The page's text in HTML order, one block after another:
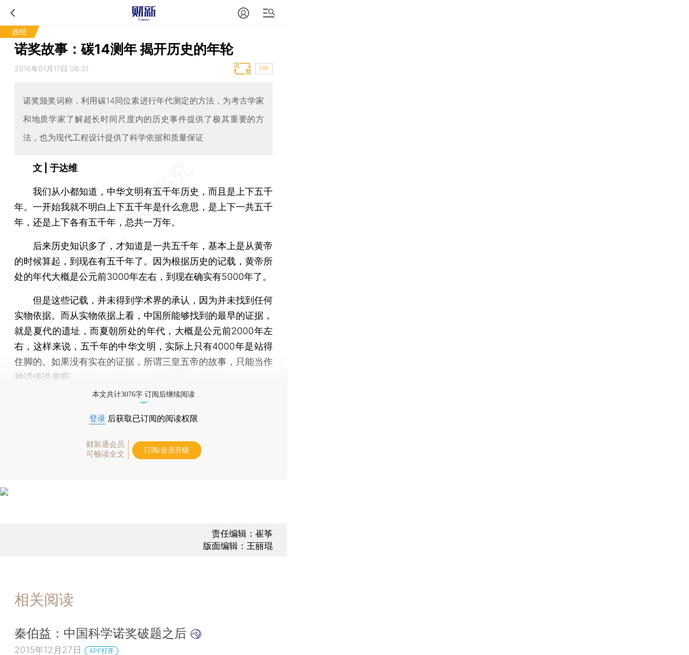
政经
诺奖故事：碳14测年 揭开历史的年轮
2016年01月17日 08:31 T中
诺奖颁奖词称，利用碳14同位素进行年代测定的方法，为考古学家
和地质学家了解超长时间尺度内的历史事件提供了极其重要的方
法，也为现代工程设计提供了科学依据和质量保证
文 | 于达维
我们从小都知道，中华文明有五千年历史，而且是上下五千
年。一开始我就不明白上下五千年是什么意思，是上下一共五千
年，还是上下各有五千年，总共一万年。
后来历史知识多了，才知道是一共五千年，基本上是从黄帝
的时候算起，到现在有五千年了。因为根据历史的记载，黄帝所
处的年代大概是公元前3000年左右，到现在确实有5000年了。
但是这些记载，并未得到学术界的承认，因为并未找到任何
实物依据。而从实物依据上看，中国所能够找到的最早的证据，
就是夏代的遗址，而夏朝所处的年代，大概是公元前2000年左
右，这样来说，五千年的中华文明，实际上只有4000年是站得
住脚的。如果没有实在的证据，所谓三皇五帝的故事，只能当作
神话传说来听。
本文共计3076字 订阅后继续阅读
登录 后获取已订阅的阅读权限
财新通会员
可畅读全文
订阅/会员升级
责任编辑：崔筝
版面编辑：王丽琨
相关阅读
秦伯益：中国科学诺奖破题之后
2015年12月27日 APP打开